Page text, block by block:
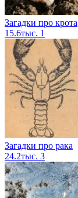
Загадки про крота
15.6тыс. 1
Загадки про рака
24.2тыс. 3